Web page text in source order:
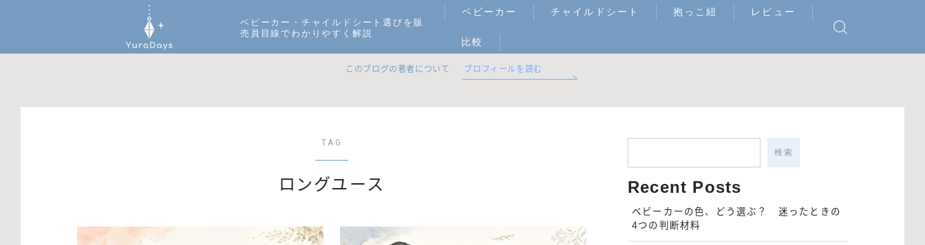
ベビーカー・チャイルドシート選びを販
売員目線でわかりやすく解説
ベビーカー チャイルドシート 抱っこ紐 レビュー
比較
このブログの著者について プロフィールを読む
TAG
ロングユース
検索
Recent Posts
ベビーカーの色、どう選ぶ？ 迷ったときの
4つの判断材料